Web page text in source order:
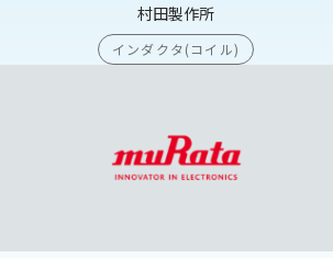
村田製作所
インダクタ(コイル)